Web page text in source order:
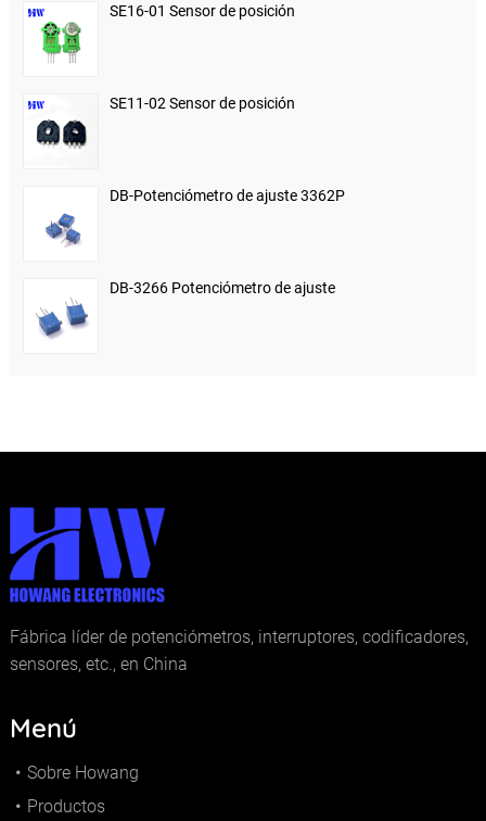
SE16-01 Sensor de posición
SE11-02 Sensor de posición
DB-Potenciómetro de ajuste 3362P
DB-3266 Potenciómetro de ajuste
Fábrica líder de potenciómetros, interruptores, codificadores,
sensores, etc., en China
Menú
Sobre Howang
Productos